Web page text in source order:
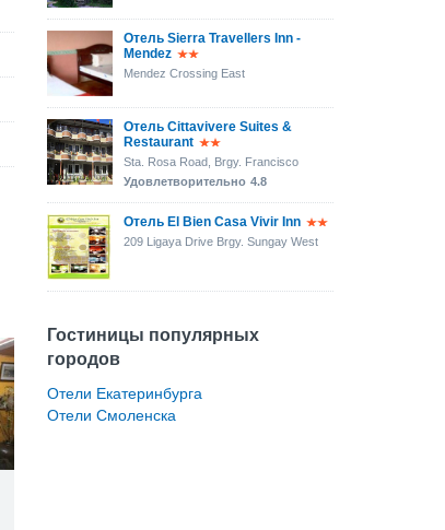
Отель Sierra Travellers Inn -
Mendez
Mendez Crossing East
Отель Cittavivere Suites &
Restaurant
Sta. Rosa Road, Brgy. Francisco
Удовлетворительно 4.8
Отель El Bien Casa Vivir Inn
209 Ligaya Drive Brgy. Sungay West
Гостиницы популярных
городов
Отели Екатеринбурга
Отели Смоленска